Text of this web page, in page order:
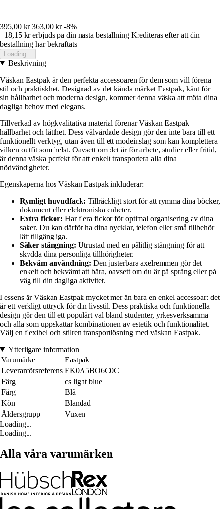
395,00 kr 363,00 kr -8%
+18,15 krerbjuds pa din nasta bestallning Krediteras efter att din
bestallning har bekraftats
Loading...
Beskrivning
Väskan Eastpak är den perfekta accessoaren för dem som vill förena
stil och praktiskhet. Designad av det kända märket Eastpak, känt för
sin hållbarhet och moderna design, kommer denna väska att möta dina
dagliga behov med elegans.
Tillverkad av högkvalitativa material förenar Väskan Eastpak
hållbarhet och lätthet. Dess välvårdade design gör den inte bara till ett
funktionellt verktyg, utan även till ett modeinslag som kan komplettera
vilken outfit som helst. Oavsett om det är för arbete, studier eller fritid,
är denna väska perfekt för att enkelt transportera alla dina
nödvändigheter.
Egenskaperna hos Väskan Eastpak inkluderar:
Rymligt huvudfack: Tillräckligt stort för att rymma dina böcker,
dokument eller elektroniska enheter.
Extra fickor: Har flera fickor för optimal organisering av dina
saker. Du kan därför ha dina nycklar, telefon eller små tillbehör
lätt tillgängliga.
Säker stängning: Utrustad med en pålitlig stängning för att
skydda dina personliga tillhörigheter.
Bekväm användning: Den justerbara axelremmen gör det
enkelt och bekvämt att bära, oavsett om du är på språng eller på
väg till din dagliga aktivitet.
I essens är Väskan Eastpak mycket mer än bara en enkel accessoar: det
är ett verkligt uttryck för din livsstil. Dess praktiska och funktionella
design gör den till ett populärt val bland studenter, yrkesverksamma
och alla som uppskattar kombinationen av estetik och funktionalitet.
Välj en flexibel och stilren transportlösning med väskan Eastpak.
Ytterligare information
Varumärke
Eastpak
Leverantörsreferens EK0A5BO6C0C
Färg
cs light blue
Färg
Blå
Kön
Blandad
Åldersgrupp
Vuxen
Loading...
Loading...
Alla våra varumärken